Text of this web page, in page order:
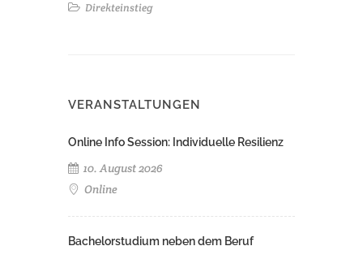
Direkteinstieg
VERANSTALTUNGEN
Online Info Session: Individuelle Resilienz
10. August 2026
Online
Bachelorstudium neben dem Beruf